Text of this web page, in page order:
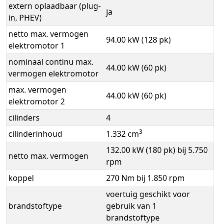
extern oplaadbaar (plug-
in, PHEV)
ja
netto max. vermogen
elektromotor 1
94.00 kW (128 pk)
nominaal continu max.
vermogen elektromotor
44.00 kW (60 pk)
max. vermogen
elektromotor 2
44.00 kW (60 pk)
cilinders
4
cilinderinhoud
1.332 cm3
netto max. vermogen
132.00 kW (180 pk) bij 5.750
rpm
koppel
270 Nm bij 1.850 rpm
brandstoftype
voertuig geschikt voor
gebruik van 1
brandstoftype